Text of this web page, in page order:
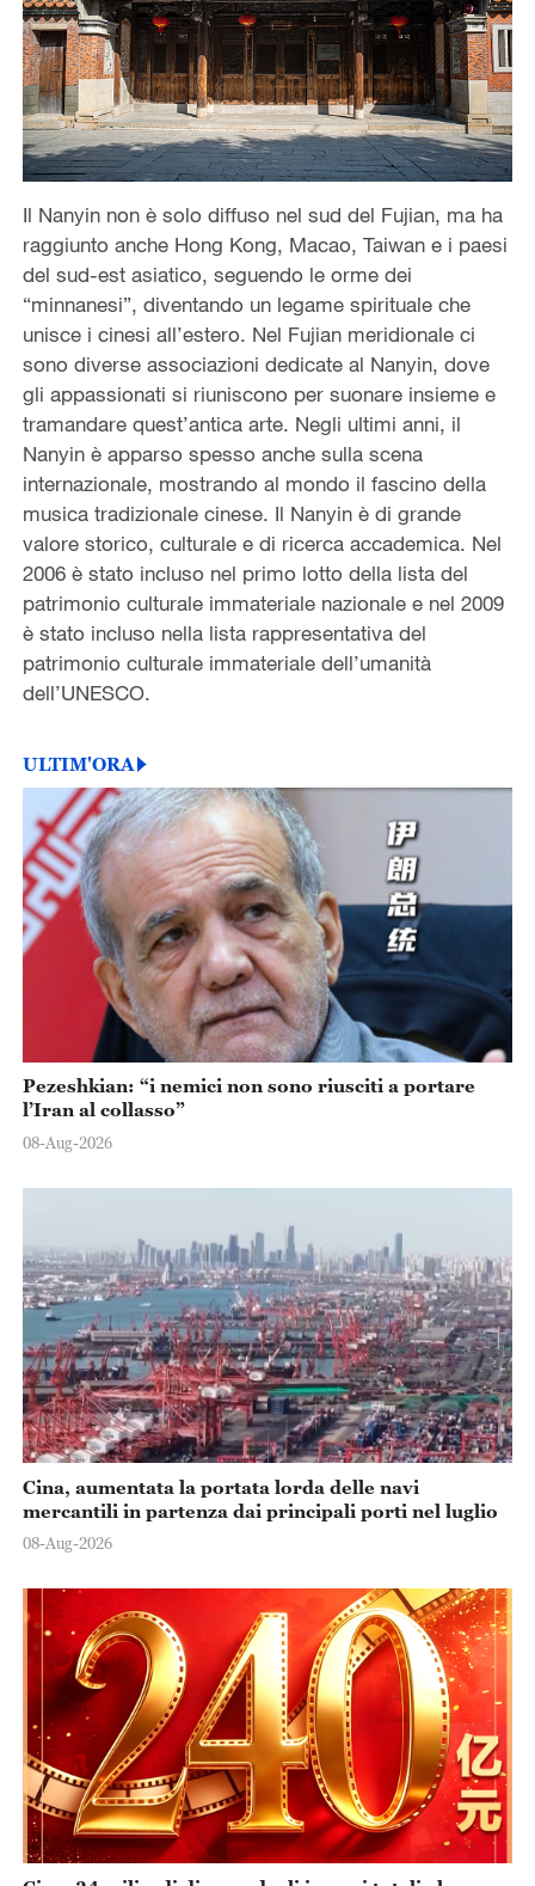
Il Nanyin non è solo diffuso nel sud del Fujian, ma ha
raggiunto anche Hong Kong, Macao, Taiwan e i paesi
del sud-est asiatico, seguendo le orme dei
“minnanesi”, diventando un legame spirituale che
unisce i cinesi all’estero. Nel Fujian meridionale ci
sono diverse associazioni dedicate al Nanyin, dove
gli appassionati si riuniscono per suonare insieme e
tramandare quest’antica arte. Negli ultimi anni, il
Nanyin è apparso spesso anche sulla scena
internazionale, mostrando al mondo il fascino della
musica tradizionale cinese. Il Nanyin è di grande
valore storico, culturale e di ricerca accademica. Nel
2006 è stato incluso nel primo lotto della lista del
patrimonio culturale immateriale nazionale e nel 2009
è stato incluso nella lista rappresentativa del
patrimonio culturale immateriale dell’umanità
dell’UNESCO.
ULTIM'ORA
Pezeshkian: “i nemici non sono riusciti a portare
l’Iran al collasso”
08-Aug-2026
Cina, aumentata la portata lorda delle navi
mercantili in partenza dai principali porti nel luglio
08-Aug-2026